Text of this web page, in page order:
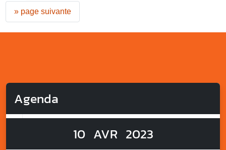
» page suivante
Agenda
10 AVR 2023